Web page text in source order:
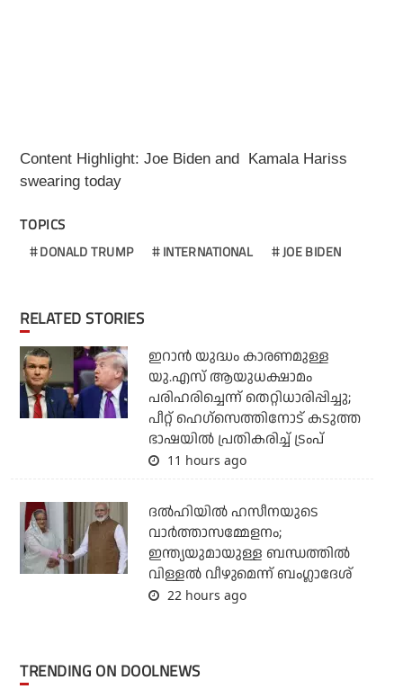
Content Highlight: Joe Biden and Kamala Hariss
swearing today
TOPICS
DONALD TRUMP INTERNATIONAL JOE BIDEN
RELATED STORIES
ഇറാന്‍ യുദ്ധം കാരണമുള്ള
യു.എസ് ആയുധക്ഷാമം
പരിഹരിച്ചെന്ന് തെറ്റിധാരിപ്പിച്ചു;
പീറ്റ് ഹെഗ്‌സെത്തിനോട് കടുത്ത
ഭാഷയില്‍ പ്രതികരിച്ച് ട്രംപ്
11 hours ago
ദല്‍ഹിയില്‍ ഹസീനയുടെ
വാര്‍ത്താസമ്മേളനം;
ഇന്ത്യയുമായുള്ള ബന്ധത്തില്‍
വിള്ളല്‍ വീഴുമെന്ന് ബംഗ്ലാദേശ്
22 hours ago
TRENDING ON DOOLNEWS